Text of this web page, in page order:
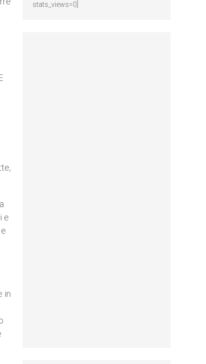
e
in
stats_views=0]